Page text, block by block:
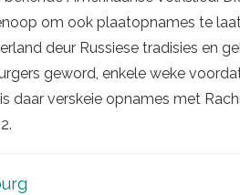
om ook plaatopnames te
deur Russiese tradisies en
geword, enkele weke
daar verskeie opnames met